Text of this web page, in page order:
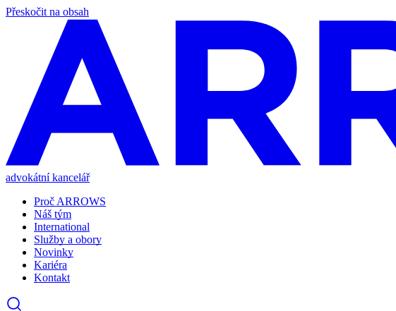
Přeskočit na obsah
advokátní kancelář
Proč ARROWS
Náš tým
International
Služby a obory
Novinky
Kariéra
Kontakt